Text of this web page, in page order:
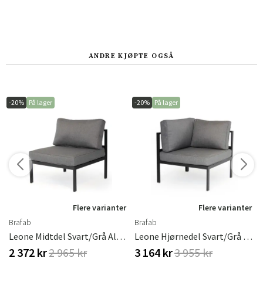
ANDRE KJØPTE OGSÅ
-20% På lager
Flere varianter
Brafab
Leone Midtdel Svart/grå Aluminium Brafab
2 372 kr2 965 kr
-20% På lager
Flere varianter
Brafab
Leone Hjørnedel Svart/Grå Aluminium
3 164 kr3 955 kr